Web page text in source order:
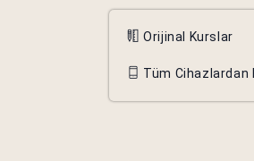
Orijinal Kurslar
Tüm Cihazlardan